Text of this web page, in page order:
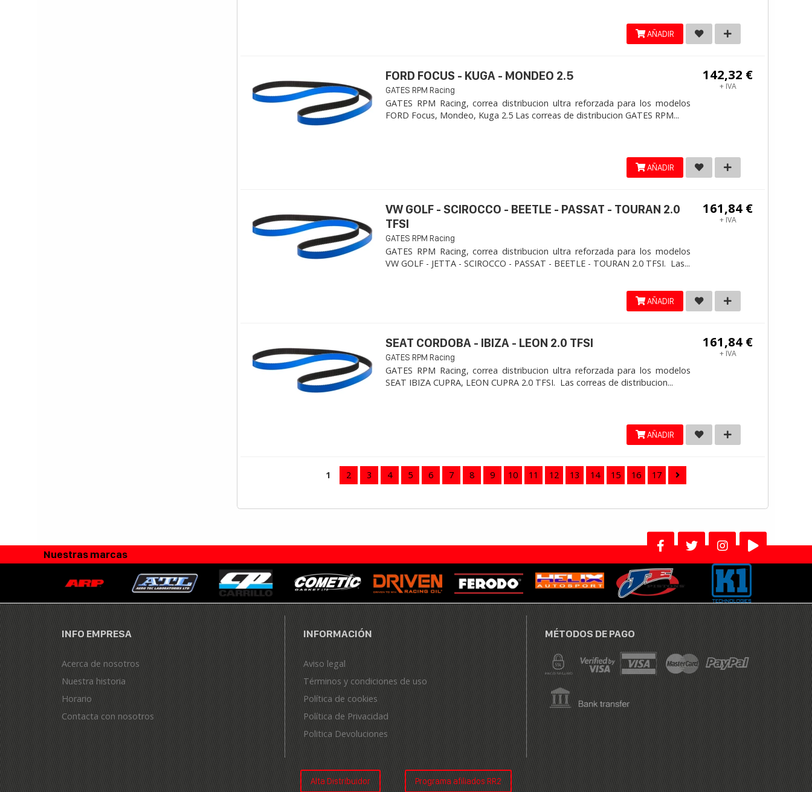
AÑADIR
142,32 €
+ IVA
FORD FOCUS - KUGA - MONDEO 2.5
GATES RPM Racing
GATES RPM Racing, correa distribucion ultra reforzada para los modelos
FORD Focus, Mondeo, Kuga 2.5 Las correas de distribucion GATES RPM...
AÑADIR
161,84 €
+ IVA
VW GOLF - SCIROCCO - BEETLE - PASSAT - TOURAN 2.0
TFSI
GATES RPM Racing
GATES RPM Racing, correa distribucion ultra reforzada para los modelos
VW GOLF - JETTA - SCIROCCO - PASSAT - BEETLE - TOURAN 2.0 TFSI. Las...
AÑADIR
161,84 €
+ IVA
SEAT CORDOBA - IBIZA - LEON 2.0 TFSI
GATES RPM Racing
GATES RPM Racing, correa distribucion ultra reforzada para los modelos
SEAT IBIZA CUPRA, LEON CUPRA 2.0 TFSI. Las correas de distribucion...
AÑADIR
1 2 3 4 5 6 7 8 9 10 11 12 13 14 15 16 17
Nuestras marcas
INFO EMPRESA
Acerca de nosotros
Nuestra historia
Horario
Contacta con nosotros
INFORMACIÓN
Aviso legal
Términos y condiciones de uso
Política de cookies
Política de Privacidad
Politica Devoluciones
MÉTODOS DE PAGO
Alta Distribuidor Programa afiliados RR2